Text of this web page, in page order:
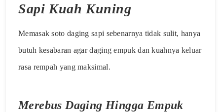
Sapi Kuah Kuning
Memasak soto daging sapi sebenarnya tidak sulit, hanya
butuh kesabaran agar daging empuk dan kuahnya keluar
rasa rempah yang maksimal.
Merebus Daging Hingga Empuk